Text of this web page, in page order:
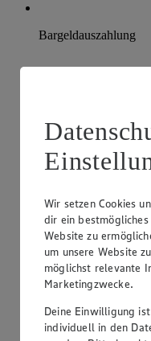
Bargeldauszahlung
Wir setzen Cookies
dir ein
Website zu
um unsere Website
möglichst relevante
Marketingzwecke.
Deine Einwilligung
individuell in den